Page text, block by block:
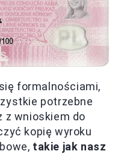
formalnościami,
potrzebne
z wnioskiem do
kopię wyroku
takie jak nasz